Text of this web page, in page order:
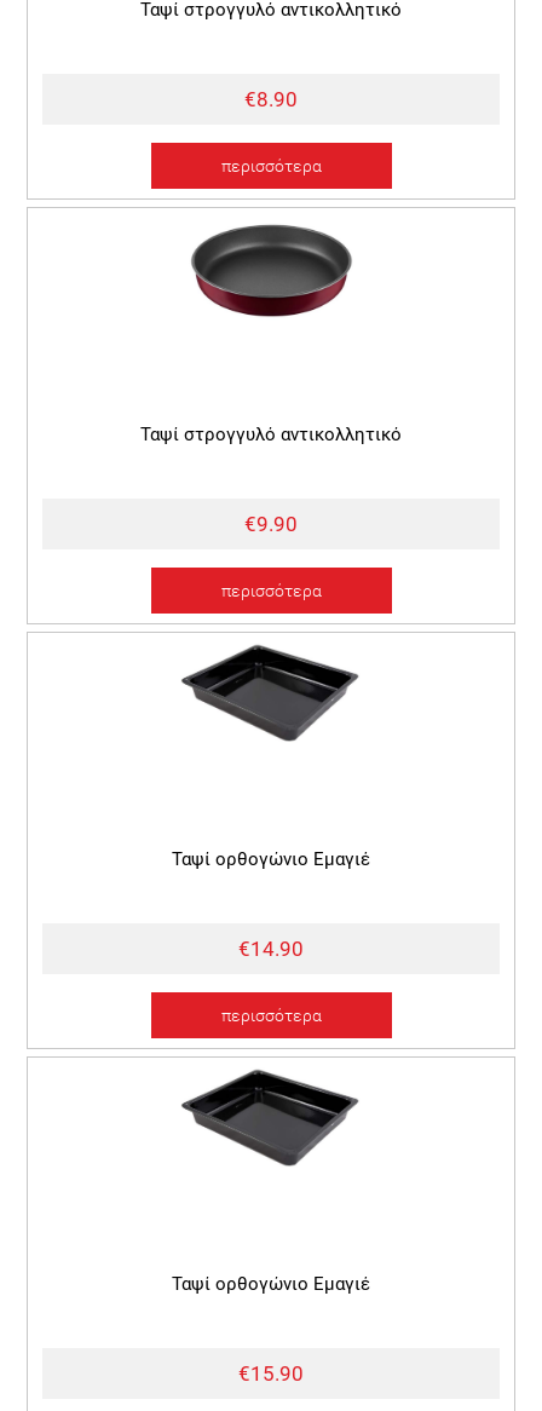
Ταψί στρογγυλό αντικολλητικό
€8.90
περισσότερα
Ταψί στρογγυλό αντικολλητικό
€9.90
περισσότερα
Ταψί ορθογώνιο Εμαγιέ
€14.90
περισσότερα
Ταψί ορθογώνιο Εμαγιέ
€15.90